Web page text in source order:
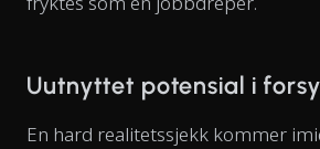
Uutnyttet potensial i
En hard realitetssjekk kommer